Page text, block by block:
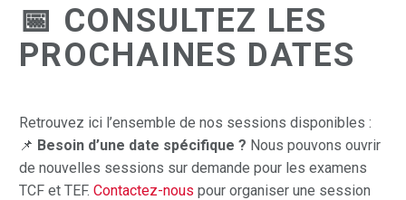
📅 CONSULTEZ LES
PROCHAINES DATES
Retrouvez ici l’ensemble de nos sessions disponibles :
📌 Besoin d’une date spécifique ? Nous pouvons ouvrir
de nouvelles sessions sur demande pour les examens
TCF et TEF. Contactez-nous pour organiser une session